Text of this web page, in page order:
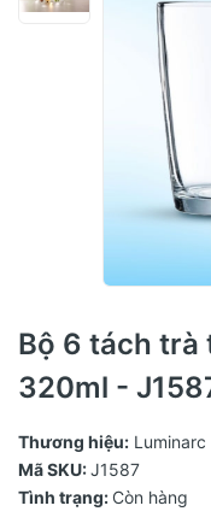
Bộ 6 tách trà
320ml -
Thương hiệu: Luminarc
Mã SKU:J1587
Tình trạng: Còn hàng